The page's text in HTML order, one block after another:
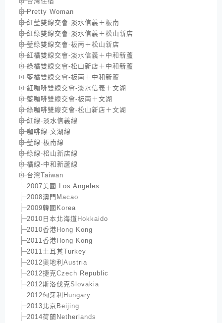
Pretty Woman
紅藍雙線交會-淡水信義＋板南
紅綠雙線交會-淡水信義＋松山新店
藍綠雙線交會-板南＋松山新店
紅橘雙線交會-淡水信義＋中和新蘆
綠橘雙線交會-松山新店＋中和新蘆
藍橘雙線交會-板南＋中和新蘆
紅咖啡雙線交會-淡水信義＋文湖
藍咖啡雙線交會-板南＋文湖
綠咖啡雙線交會-松山新店＋文湖
紅線-淡水信義線
咖啡線-文湖線
藍線-板南線
綠線-松山新店線
橘線-中和新蘆線
台灣Taiwan
2007美國 Los Angeles
2008澳門Macao
2009韓國Korea
2010日本北海道Hokkaido
2010香港Hong Kong
2011香港Hong Kong
2011土耳其Turkey
2012奧地利Austria
2012捷克Czech Republic
2012斯洛伐克Slovakia
2012匈牙利Hungary
2013北京Beijing
2014荷蘭Netherlands